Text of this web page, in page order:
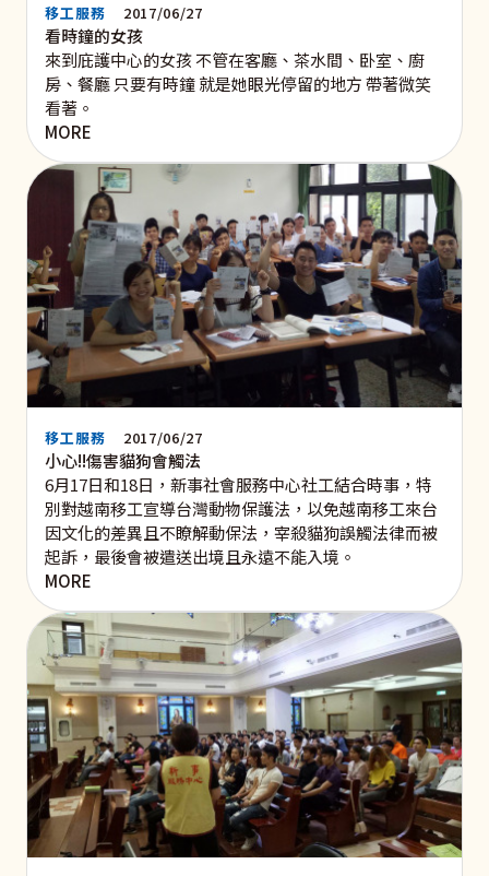
移工服務 2017/06/27
看時鐘的女孩
來到庇護中心的女孩 不管在客廳、茶水間、卧室、廚
房、餐廳 只要有時鐘 就是她眼光停留的地方 帶著微笑
看著。
MORE
移工服務 2017/06/27
小心!!傷害貓狗會觸法
6月17日和18日，新事社會服務中心社工結合時事，特
別對越南移工宣導台灣動物保護法，以免越南移工來台
因文化的差異且不瞭解動保法，宰殺貓狗誤觸法律而被
起訴，最後會被遣送出境且永遠不能入境。
MORE